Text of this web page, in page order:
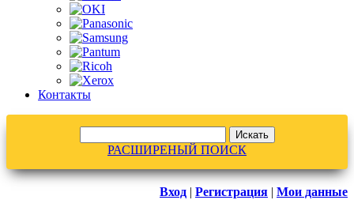
Контакты
РАСШИРЕНЫЙ ПОИСК
Вход | Регистрация | Мои данные